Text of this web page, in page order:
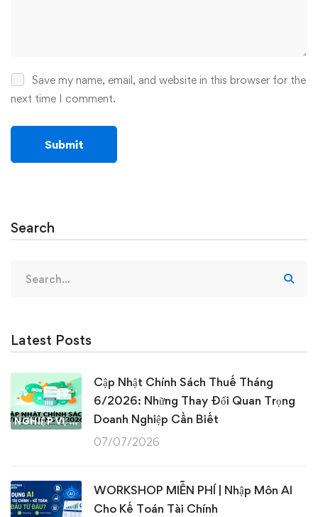
Save my name, email, and website in this browser for the
next time I comment.
Search
for:
Latest Posts
NGHIỆP VỤ KẾ TOÁN & THUẾ
Cập Nhật Chính Sách Thuế Tháng
6/2026: Những Thay Đổi Quan Trọng
Doanh Nghiệp Cần Biết
07/07/2026
WORKSHOP MIỄN PHÍ | Nhập Môn AI
Cho Kế Toán Tài Chính